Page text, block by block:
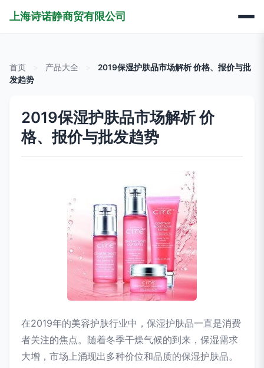
上海诗诺静商贸有限公司
首页 产品大全
2019保湿护肤品市场解析 价格、报价与批
发趋势
2019保湿护肤品市场解析 价
格、报价与批发趋势
在2019年的美容护肤行业中，保湿护肤品一直是消费
者关注的焦点。随着冬季干燥气候的到来，保湿需求
大增，市场上涌现出多种价位和品质的保湿护肤品。